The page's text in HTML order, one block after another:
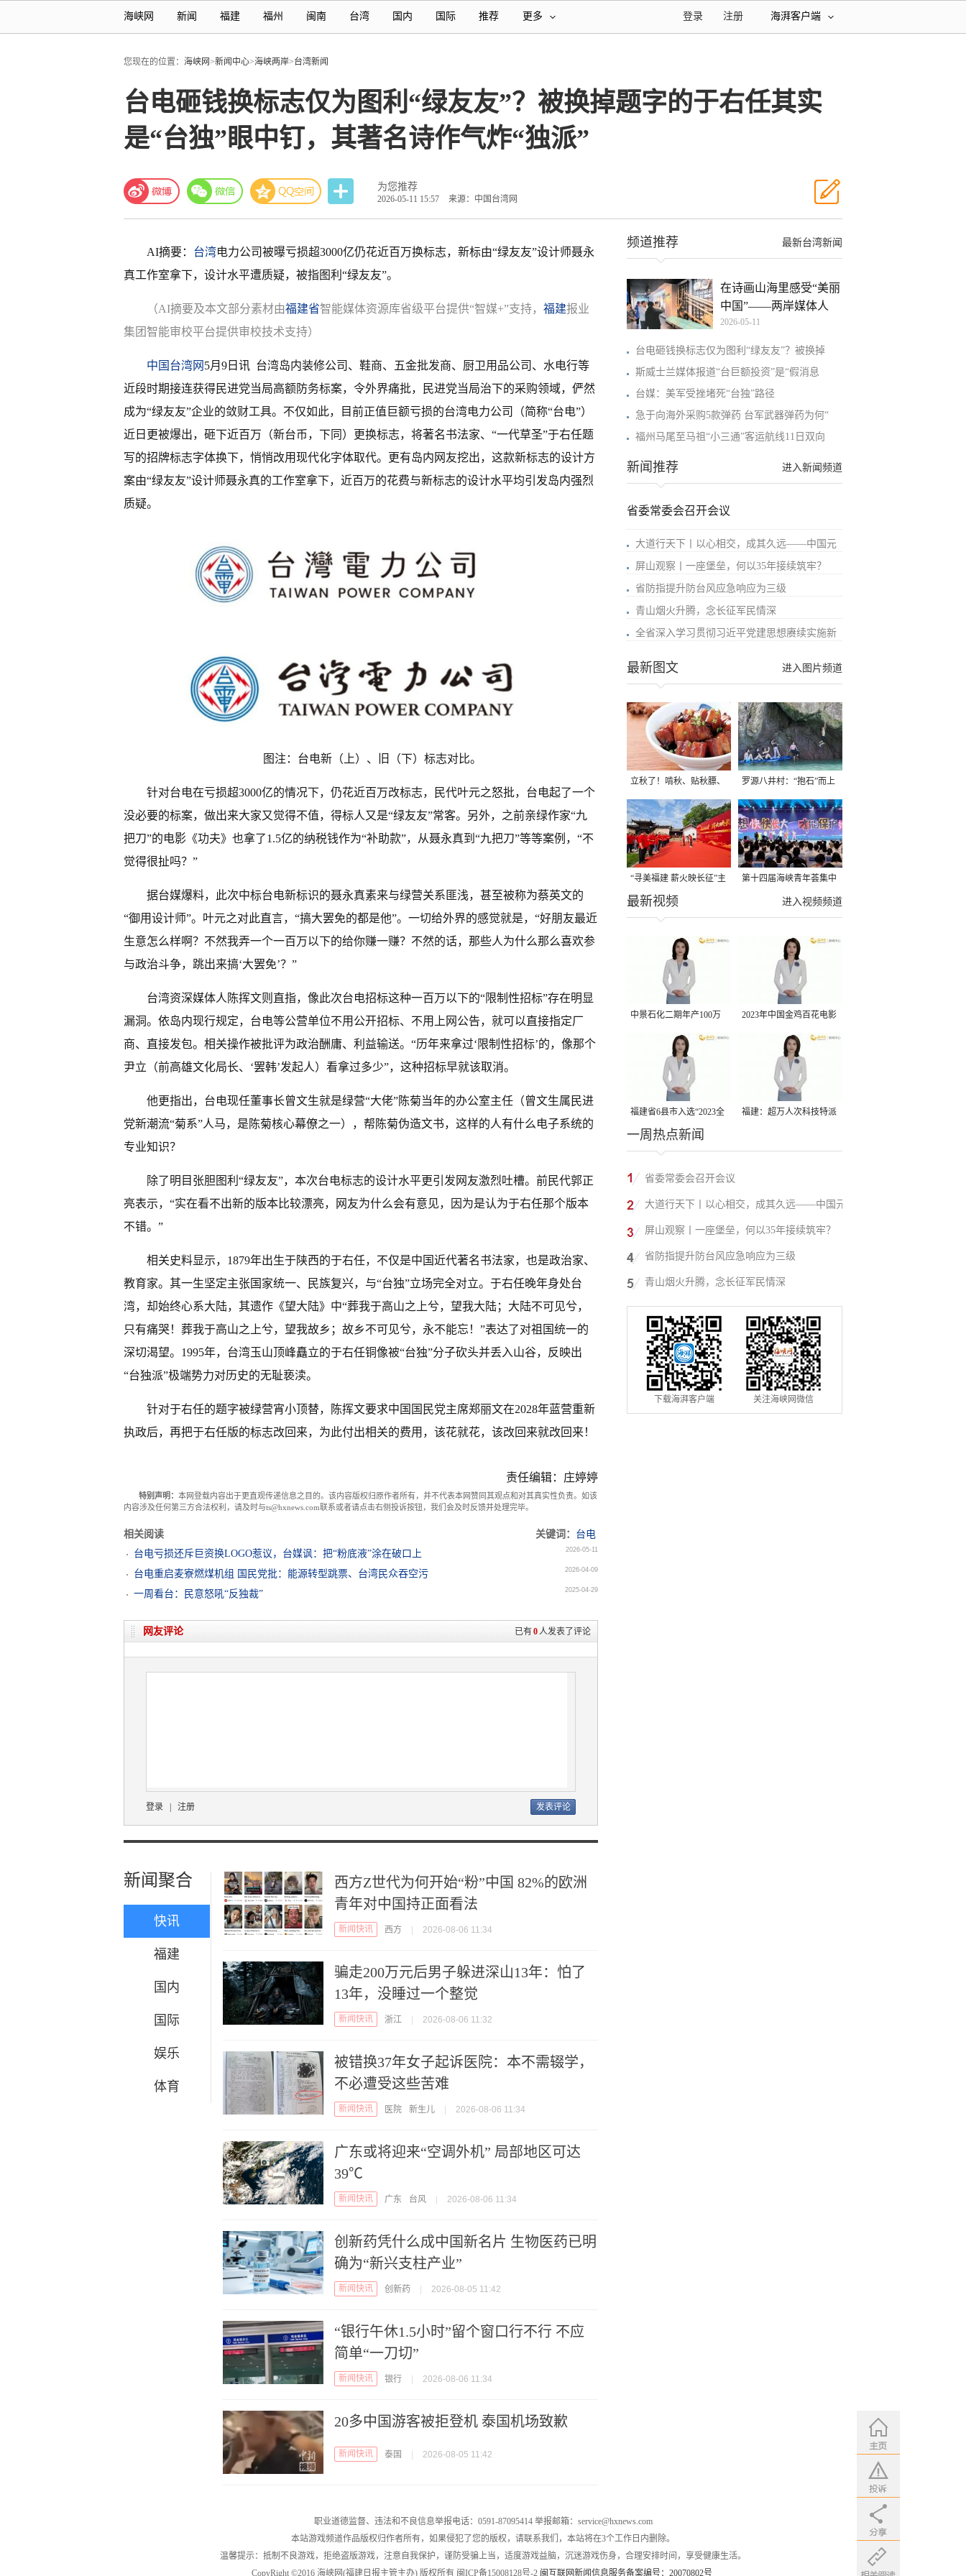
海峡网 新闻 福建 福州 闽南 台湾 国内 国际 推荐 更多 海湃客户端
注册
登录
您现在的位置： 海峡网>新闻中心>海峡两岸>台湾新闻
台电砸钱换标志仅为图利“绿友友”？被换掉题字的于右任其实
是“台独”眼中钉，其著名诗作气炸“独派”
为您推荐
2026-05-11 15:57 来源：中国台湾网
AI摘要： 台湾电力公司被曝亏损超3000亿仍花近百万换标志，新标由“绿友友”设计师聂永
真工作室拿下，设计水平遭质疑，被指图利“绿友友”。
（AI摘要及本文部分素材由福建省智能媒体资源库省级平台提供“智媒+”支持， 福建报业
集团智能审校平台提供审校技术支持）
中国台湾网 5月9日讯 台湾岛内装修公司、鞋商、五金批发商、厨卫用品公司、水电行等
近段时期接连获得民进党当局高额防务标案，令外界痛批，民进党当局治下的采购领域，俨然
成为“绿友友”企业的敛财工具。不仅如此，目前正值巨额亏损的台湾电力公司（简称“台电”）
近日更被爆出，砸下近百万（新台币，下同）更换标志，将著名书法家、“一代草圣”于右任题
写的招牌标志字体换下，悄悄改用现代化字体取代。更有岛内网友挖出，这款新标志的设计方
案由“绿友友”设计师聂永真的工作室拿下，近百万的花费与新标志的设计水平均引发岛内强烈
质疑。
图注：台电新（上）、旧（下）标志对比。
针对台电在亏损超3000亿的情况下，仍花近百万改标志，民代叶元之怒批，台电起了一个
没必要的标案，做出来大家又觉得不值，得标人又是“绿友友”常客。另外，之前亲绿作家“九
把刀”的电影《功夫》也拿了1.5亿的纳税钱作为“补助款”，从聂永真到“九把刀”等等案例，“不
觉得很扯吗？”
据台媒爆料，此次中标台电新标识的聂永真素来与绿营关系匪浅，甚至被称为蔡英文的
“御用设计师”。叶元之对此直言，“搞大罢免的都是他”。一切给外界的感觉就是，“好朋友最近
生意怎么样啊？不然我弄一个一百万以下的给你赚一赚？不然的话，那些人为什么那么喜欢参
与政治斗争，跳出来搞‘大罢免’？”
台湾资深媒体人陈挥文则直指，像此次台电招标这种一百万以下的“限制性招标”存在明显
漏洞。依岛内现行规定，台电等公营单位不用公开招标、不用上网公告，就可以直接指定厂
商、直接发包。相关操作被批评为政治酬庸、利益输送。“历年来拿过‘限制性招标’的，像那个
尹立（前高雄文化局长、‘罢韩’发起人）看拿过多少”，这种招标早就该取消。
他更指出，台电现任董事长曾文生就是绿营“大佬”陈菊当年的办公室主任（曾文生属民进
党新潮流“菊系”人马，是陈菊核心幕僚之一），帮陈菊伪造文书，这样的人有什么电子系统的
专业知识？
除了明目张胆图利“绿友友”，本次台电标志的设计水平更引发网友激烈吐槽。前民代郭正
亮表示，“实在看不出新的版本比较漂亮，网友为什么会有意见，因为是认为于右任那个版本
不错。”
相关史料显示，1879年出生于陕西的于右任，不仅是中国近代著名书法家，也是政治家、
教育家。其一生坚定主张国家统一、民族复兴，与“台独”立场完全对立。于右任晚年身处台
湾，却始终心系大陆，其遗作《望大陆》中“葬我于高山之上兮，望我大陆；大陆不可见兮，
只有痛哭！葬我于高山之上兮，望我故乡；故乡不可见兮，永不能忘！”表达了对祖国统一的
深切渴望。1995年，台湾玉山顶峰矗立的于右任铜像被“台独”分子砍头并丢入山谷，反映出
“台独派”极端势力对历史的无耻亵渎。
针对于右任的题字被绿营宵小顶替，陈挥文要求中国国民党主席郑丽文在2028年蓝营重新
执政后，再把于右任版的标志改回来，为此付出相关的费用，该花就花，该改回来就改回来！
责任编辑：庄婷婷
特别声明： 本网登载内容出于更直观传递信息之目的。该内容版权归原作者所有，并不代表本网赞同其观点和对其真实性负责。如该
内容涉及任何第三方合法权利，请及时与ts@hxnews.com联系或者请点击右侧投诉按钮，我们会及时反馈并处理完毕。
相关阅读 关键词： 台电
台电亏损还斥巨资换LOGO惹议，台媒讽：把“粉底液”涂在破口上
2026-05-11
台电重启麦寮燃煤机组 国民党批：能源转型跳票、台湾民众吞空污 2026-04-09
一周看台：民意怒吼“反独裁” 2025-04-29
已有0 人发表了评论
网友评论
登录 | 注册
新闻聚合
快讯
福建
国内
国际
娱乐
体育
西方Z世代为何开始“粉”中国 82%的欧洲
青年对中国持正面看法
新闻快讯 西方 | 2026-08-06 11:34
骗走200万元后男子躲进深山13年：怕了
13年，没睡过一个整觉
新闻快讯 浙江 | 2026-08-06 11:32
被错换37年女子起诉医院：本不需辍学，
不必遭受这些苦难
新闻快讯 医院 新生儿 | 2026-08-06 11:34
广东或将迎来“空调外机” 局部地区可达
39℃
新闻快讯 广东 台风 | 2026-08-06 11:34
创新药凭什么成中国新名片 生物医药已明
确为“新兴支柱产业”
新闻快讯 创新药 | 2026-08-05 11:42
“银行午休1.5小时”留个窗口行不行 不应
简单“一刀切”
新闻快讯 银行 | 2026-08-06 11:34
20多中国游客被拒登机 泰国机场致歉
新闻快讯 泰国 | 2026-08-05 11:42
最新台湾新闻
频道推荐
在诗画山海里感受“美丽
中国”——两岸媒体人
2026-05-11
台电砸钱换标志仅为图利“绿友友”？被换掉
斯威士兰媒体报道“台巨额投资”是“假消息
台媒：美军受挫堵死“台独”路径
急于向海外采购5款弹药 台军武器弹药为何“
福州马尾至马祖“小三通”客运航线11日双向
进入新闻频道
新闻推荐
省委常委会召开会议
大道行天下丨以心相交，成其久远——中国元
屏山观察丨一座堡垒，何以35年接续筑牢？
省防指提升防台风应急响应为三级
青山烟火升腾，念长征军民情深
全省深入学习贯彻习近平党建思想赓续实施新
进入图片频道
最新图文
立秋了！啃秋、贴秋膘、
晒秋，福建人这样过才够
味→
罗源八井村：“抱石”而上
“寻美福建 薪火映长征”主
题活动在龙岩长汀启动
第十四届海峡青年荟集中
阶段活动在福州举行
进入视频频道
最新视频
中景石化二期年产100万
吨丙烷脱氢项目建成中交
2023年中国金鸡百花电影
节有福电影巡展31日启动
福建省6县市入选“2023全
国县域发展潜力百强县”
福建：超万人次科技特派
一周热点新闻
省委常委会召开会议
大道行天下丨以心相交，成其久远——中国元
首外交的世界情怀与大国气派
屏山观察丨一座堡垒，何以35年接续筑牢？
省防指提升防台风应急响应为三级
青山烟火升腾，念长征军民情深
下载海湃客户端 关注海峡网微信
职业道德监督、违法和不良信息举报电话：0591-87095414 举报邮箱：service@hxnews.com
本站游戏频道作品版权归作者所有，如果侵犯了您的版权，请联系我们，本站将在3个工作日内删除。
温馨提示：抵制不良游戏，拒绝盗版游戏，注意自我保护，谨防受骗上当，适度游戏益脑，沉迷游戏伤身，合理安排时间，享受健康生活。
CopyRight ©2016 海峡网(福建日报主管主办) 版权所有 闽ICP备15008128号-2 闽互联网新闻信息服务备案编号：20070802号